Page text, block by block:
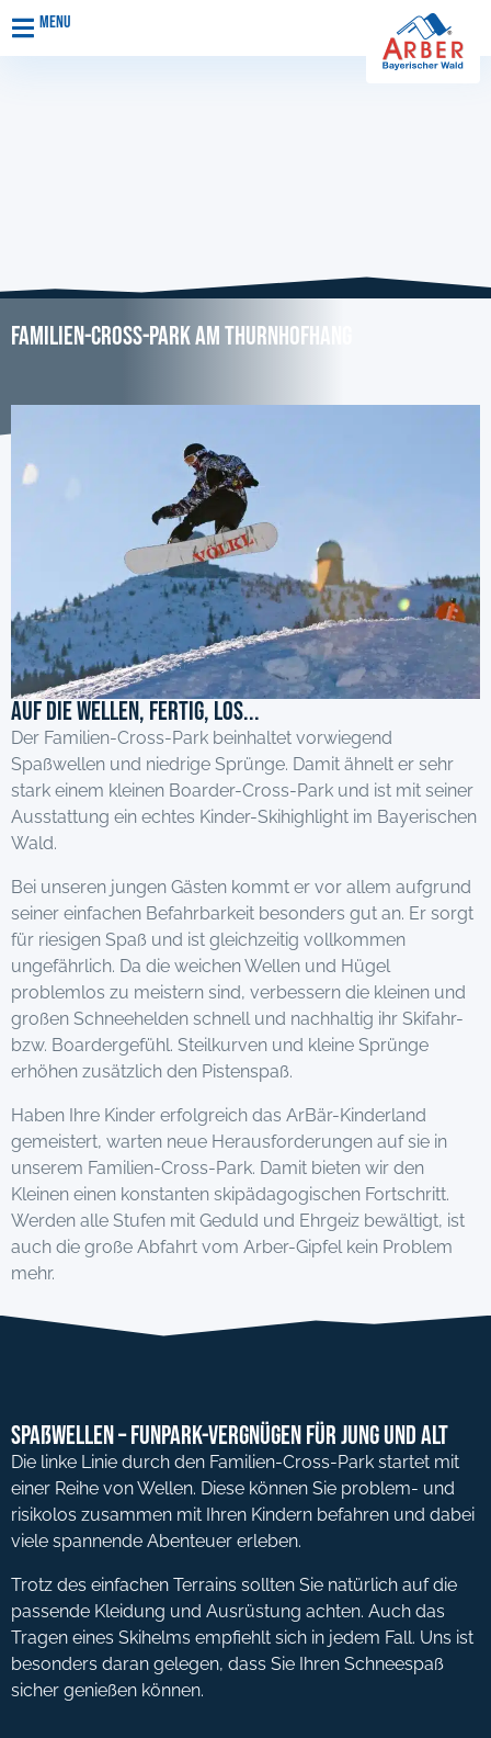
Menu
Familien-Cross-Park am Thurnhofhang
Auf die Wellen, fertig, los...
Der Familien-Cross-Park beinhaltet vorwiegend
Spaßwellen und niedrige Sprünge. Damit ähnelt er sehr
stark einem kleinen Boarder-Cross-Park und ist mit seiner
Ausstattung ein echtes Kinder-Skihighlight im Bayerischen
Wald.
Bei unseren jungen Gästen kommt er vor allem aufgrund
seiner einfachen Befahr­barkeit besonders gut an. Er sorgt
für riesigen Spaß und ist gleichzeitig vollkommen
ungefährlich. Da die weichen Wellen und Hügel
problemlos zu meistern sind, verbessern die kleinen und
großen Schneehelden schnell und nachhaltig ihr Skifahr-
bzw. Boardergefühl. Steilkurven und kleine Sprünge
erhöhen zusätzlich den Pistenspaß.
Haben Ihre Kinder erfolgreich das ArBär-Kinderland
gemeistert, warten neue Herausforderungen auf sie in
unserem Familien-Cross-Park. Damit bieten wir den
Kleinen einen konstanten skipädagogischen Fortschritt.
Werden alle Stufen mit Geduld und Ehrgeiz bewältigt, ist
auch die große Abfahrt vom Arber-Gipfel kein Problem
mehr.
Spaßwellen – Funpark-Vergnügen für Jung und Alt
Die linke Linie durch den Familien-Cross-Park startet mit
einer Reihe von Wellen. Diese können Sie problem- und
risikolos zusammen mit Ihren Kindern befahren und dabei
viele spannende Abenteuer erleben.
Trotz des einfachen Terrains sollten Sie natürlich auf die
passende Kleidung und Ausrüstung achten. Auch das
Tragen eines Skihelms empfiehlt sich in jedem Fall. Uns ist
besonders daran gelegen, dass Sie Ihren Schneespaß
sicher genießen können.